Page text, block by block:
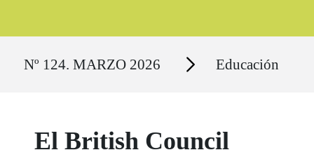
Nº 124. MARZO 2026 Secciones Educación
El British Council